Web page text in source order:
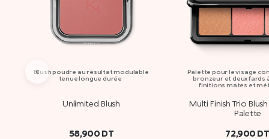
Blush poudre au résultat modulable
tenue longue durée
Unlimited Blush
58,900 DT
Palette pour le visage
bronzeur et deux fards
finitions mates et
Multi Finish Trio
Palette
72,900 DT
‹